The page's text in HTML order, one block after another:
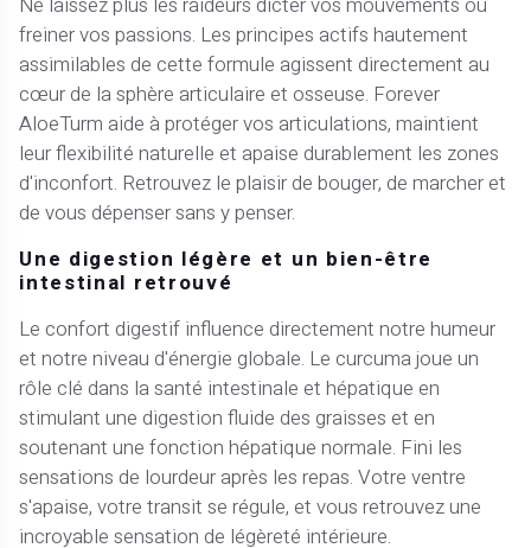
freiner vos passions. Les principes actifs hautement
assimilables de cette formule agissent directement au
cœur de la sphère articulaire et osseuse. Forever
AloeTurm aide à protéger vos articulations, maintient
leur flexibilité naturelle et apaise durablement les zones
d'inconfort. Retrouvez le plaisir de bouger, de marcher et
de vous dépenser sans y penser.
Une digestion légère et un bien-être
intestinal retrouvé
Le confort digestif influence directement notre humeur
et notre niveau d'énergie globale. Le curcuma joue un
rôle clé dans la santé intestinale et hépatique en
stimulant une digestion fluide des graisses et en
soutenant une fonction hépatique normale. Fini les
sensations de lourdeur après les repas. Votre ventre
s'apaise, votre transit se régule, et vous retrouvez une
incroyable sensation de légèreté intérieure.